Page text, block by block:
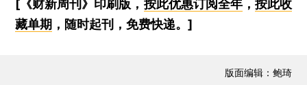
[《财新周刊》印刷版， 按此优惠订阅全年， 按此收
藏单期 ，随时起刊，免费快递。]
版面编辑：鲍琦